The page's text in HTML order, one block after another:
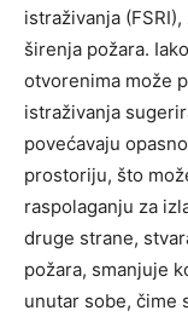
istraživanja
širenja požara.
otvorenima može
istraživanja
povećavaju
prostoriju, što
raspolaganju za
druge strane,
požara, smanjuje
unutar sobe, čime